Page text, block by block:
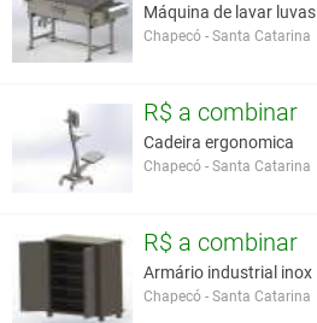
Máquina de lavar luvas
Chapecó - Santa Catarina
R$ a combinar
Cadeira ergonomica
Chapecó - Santa Catarina
R$ a combinar
Armário industrial inox
Chapecó - Santa Catarina